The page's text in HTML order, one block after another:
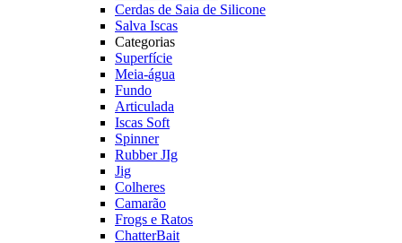
Cerdas de Saia de Silicone
Salva Iscas
Categorias
Superfície
Meia-água
Fundo
Articulada
Iscas Soft
Spinner
Rubber JIg
Jig
Colheres
Camarão
Frogs e Ratos
ChatterBait